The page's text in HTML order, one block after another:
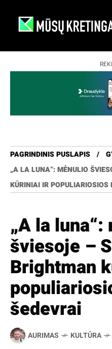
PAGRINDINIS PUSLAPIS
„A LA LUNA“: MĖNULIO
KŪRINIAI IR POPULIARIOSIOS
„A la
šviesoje –
Brightman
šedevrai
AURIMAS KULTŪRA